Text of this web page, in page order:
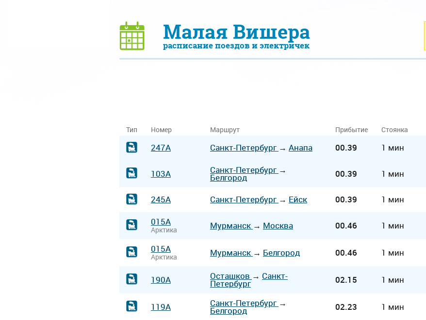
Малая Вишера
расписание поездов и электричек
Тип Номер Маршрут Прибытие Стоянка
247А Санкт-Петербург → Анапа 00.39 1 мин
103А Санкт-Петербург →
Белгород 00.39 1 мин
245А Санкт-Петербург → Ейск 00.39 1 мин
015А
Арктика Мурманск → Москва 00.46 1 мин
015А
Арктика Мурманск → Белгород 00.46 1 мин
190А Осташков → Санкт-
Петербург 02.15 1 мин
119А Санкт-Петербург →
Белгород 02.23 1 мин